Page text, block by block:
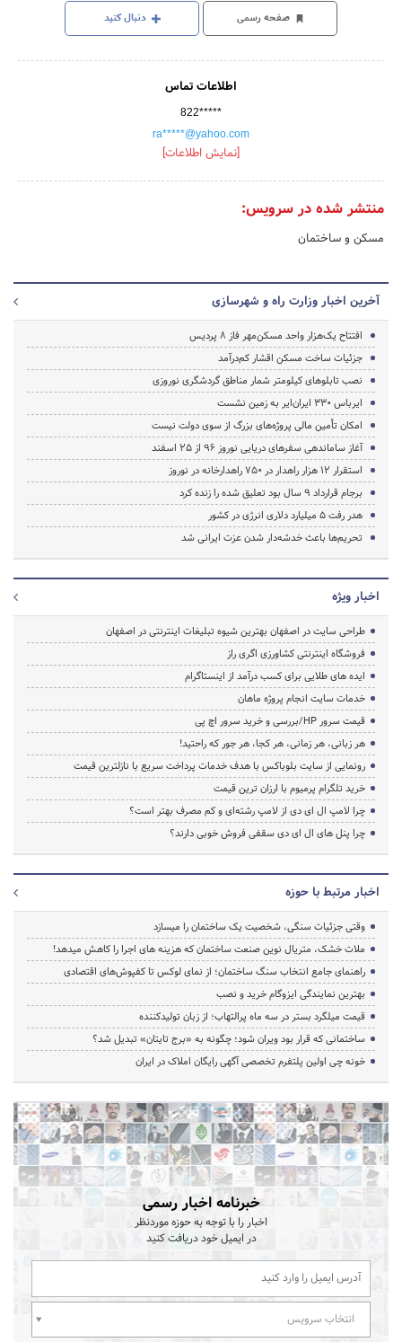
صفحه رسمی دنبال کنید
اطلاعات تماس
822*****
ra*****@yahoo.com
[نمایش اطلاعات]
منتشر شده در سرویس:
مسکن و ساختمان
آخرین اخبار وزارت راه و شهرسازی
افتتاح یک‌هزار واحد مسکن‌مهر فاز ۸ پردیس
جزئیات ساخت مسکن اقشار کم‌درآمد
نصب تابلوهای کیلومتر شمار مناطق گردشگری نوروزی
ایرباس ۳۳۰ ایران‌ایر به زمین نشست
امکان تأمین مالی پروژه‌های بزرگ از سوی دولت نیست
آغاز ساماندهی سفرهای دریایی نوروز ۹۶ از ۲۵ اسفند‌
استقرار ۱۲ هزار راهدار در ۷۵۰ راهدارخانه در نوروز
برجام قرارداد ۹ سال بود تعلیق شده را زنده کرد
هدر رفت ۵ میلیارد دلاری انرژی در کشور
تحریم‌ها باعث خدشه‌دار شدن عزت ایرانی شد
اخبار ویژه
طراحی سایت در اصفهان بهترین شیوه تبلیغات اینترنتی در اصفهان
فروشگاه اینترنتی کشاورزی اگری راز
ایده های طلایی برای کسب درآمد از اینستاگرام
خدمات سایت انجام پروژه ماهان
قیمت سرور HP/بررسی و خرید سرور اچ پی
هر زبانی، هر زمانی، هر کجا، هر جور که راحتید!
رونمایی از سایت بلوباکس با هدف خدمات پرداخت سریع با نازلترین قیمت
خرید تلگرام پرمیوم با ارزان ترین قیمت
چرا لامپ ال ای دی از لامپ رشته‌ای و کم مصرف بهتر است؟
چرا پنل های ال ای دی سقفی فروش خوبی دارند؟
اخبار مرتبط با حوزه
وقتی جزئیات سنگی، شخصیت یک ساختمان را میسازد
ملات خشک، متریال نوین صنعت ساختمان که هزینه‌ های اجرا را کاهش میدهد!
راهنمای جامع انتخاب سنگ ساختمان؛ از نمای لوکس تا کفپوش‌های اقتصادی
بهترین نمایندگی ایزوگام خرید و نصب
قیمت میلگرد بستر در سه ماه پرالتهاب؛ از زبان تولیدکننده
ساختمانی که قرار بود ویران شود؛ چگونه به «برج تایتان» تبدیل شد؟
خونه چی اولین پلتفرم تخصصی آگهی رایگان املاک در ایران
خبرنامه اخبار رسمی
اخبار را با توجه به حوزه موردنظر
در ایمیل خود دریافت کنید
انتخاب سرویس